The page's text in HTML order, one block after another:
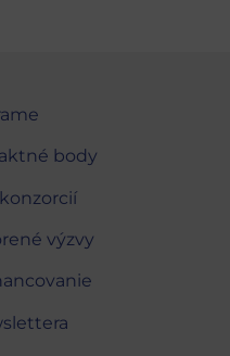
body
výzvy